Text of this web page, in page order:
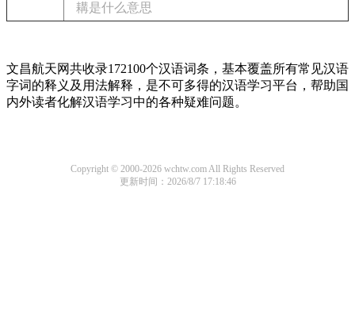
耩是什么意思
文昌航天网共收录172100个汉语词条，基本覆盖所有常见汉语
字词的释义及用法解释，是不可多得的汉语学习平台，帮助国
内外读者化解汉语学习中的各种疑难问题。
Copyright © 2000-2026 wchtw.com All Rights Reserved
更新时间：2026/8/7 17:18:46